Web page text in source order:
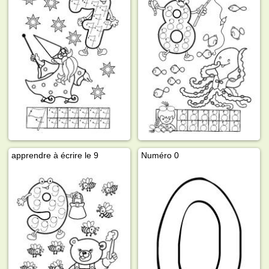
apprendre à écrire le 9 Numéro 0